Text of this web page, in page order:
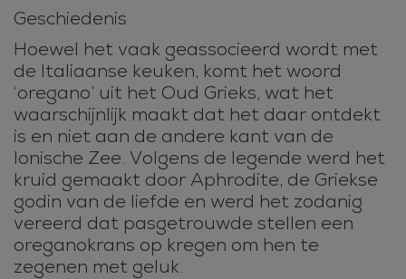
Geschiedenis
Hoewel het vaak geassocieerd wordt met
de Italiaanse keuken, komt het woord
‘oregano’ uit het Oud Grieks, wat het
waarschijnlijk maakt dat het daar ontdekt
is en niet aan de andere kant van de
Ionische Zee. Volgens de legende werd het
kruid gemaakt door Aphrodite, de Griekse
godin van de liefde en werd het zodanig
vereerd dat pasgetrouwde stellen een
oreganokrans op kregen om hen te
zegenen met geluk.